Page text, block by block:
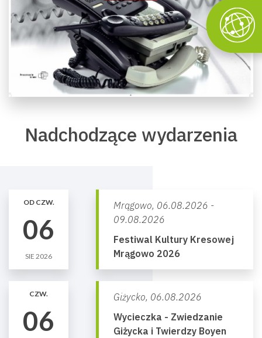
Nadchodzące wydarzenia
OD CZW.
06
SIE 2026
Mrągowo, 06.08.2026 -
09.08.2026
Festiwal Kultury Kresowej
Mrągowo 2026
CZW.
06
Giżycko, 06.08.2026
Wycieczka - Zwiedzanie
Giżycka i Twierdzy Boyen